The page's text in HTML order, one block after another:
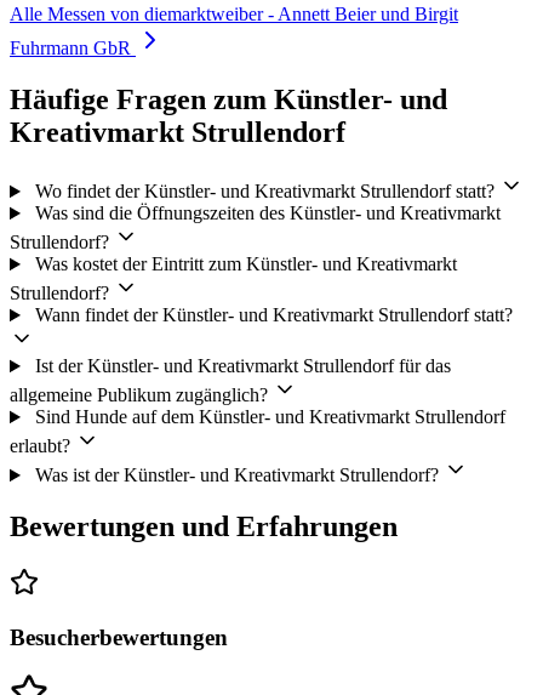
Alle Messen von diemarktweiber - Annett Beier und Birgit
Fuhrmann GbR
Häufige Fragen zum Künstler- und
Kreativmarkt Strullendorf
Wo findet der Künstler- und Kreativmarkt Strullendorf statt?
Was sind die Öffnungszeiten des Künstler- und Kreativmarkt
Strullendorf?
Was kostet der Eintritt zum Künstler- und Kreativmarkt
Strullendorf?
Wann findet der Künstler- und Kreativmarkt Strullendorf statt?
Ist der Künstler- und Kreativmarkt Strullendorf für das
allgemeine Publikum zugänglich?
Sind Hunde auf dem Künstler- und Kreativmarkt Strullendorf
erlaubt?
Was ist der Künstler- und Kreativmarkt Strullendorf?
Bewertungen und Erfahrungen
Besucherbewertungen